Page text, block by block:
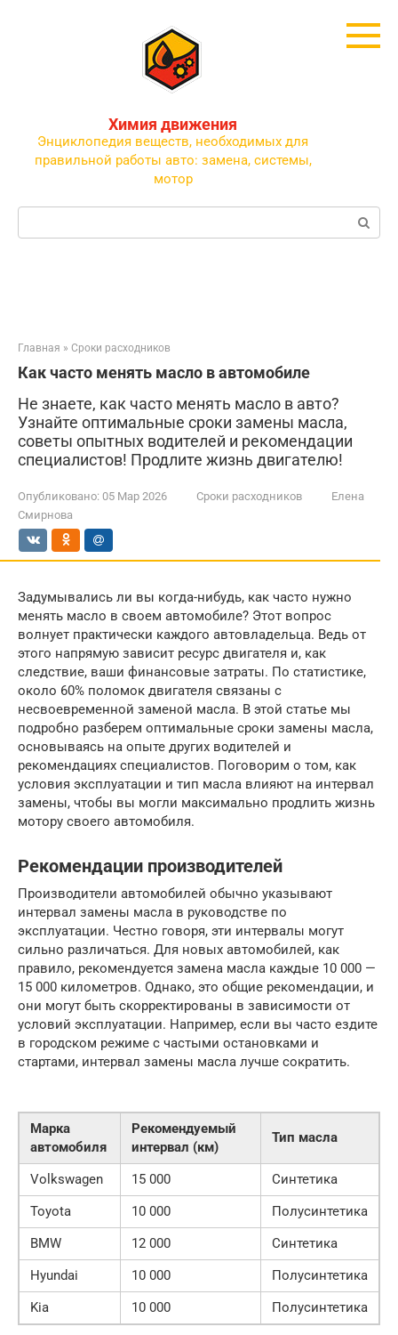
Химия движения
Энциклопедия веществ, необходимых для
правильной работы авто: замена, системы,
мотор
Поиск:
Главная » Сроки расходников
Как часто менять масло в автомобиле
Не знаете, как часто менять масло в авто?
Узнайте оптимальные сроки замены масла,
советы опытных водителей и рекомендации
специалистов! Продлите жизнь двигателю!
Опубликовано: 05 Мар 2026 Сроки расходников
Елена
Смирнова
Задумывались ли вы когда-нибудь, как часто нужно
менять масло в своем автомобиле? Этот вопрос
волнует практически каждого автовладельца. Ведь от
этого напрямую зависит ресурс двигателя и, как
следствие, ваши финансовые затраты. По статистике,
около 60% поломок двигателя связаны с
несвоевременной заменой масла. В этой статье мы
подробно разберем оптимальные сроки замены масла,
основываясь на опыте других водителей и
рекомендациях специалистов. Поговорим о том, как
условия эксплуатации и тип масла влияют на интервал
замены, чтобы вы могли максимально продлить жизнь
мотору своего автомобиля.
Рекомендации производителей
Производители автомобилей обычно указывают
интервал замены масла в руководстве по
эксплуатации. Честно говоря, эти интервалы могут
сильно различаться. Для новых автомобилей, как
правило, рекомендуется замена масла каждые 10 000 —
15 000 километров. Однако, это общие рекомендации, и
они могут быть скорректированы в зависимости от
условий эксплуатации. Например, если вы часто ездите
в городском режиме с частыми остановками и
стартами, интервал замены масла лучше сократить.
Марка
автомобиля
Рекомендуемый
интервал (км)
Тип масла
Volkswagen 15 000
Синтетика
Toyota
10 000
Полусинтетика
BMW
12 000
Синтетика
Hyundai
10 000
Полусинтетика
Kia
10 000 Полусинтетика